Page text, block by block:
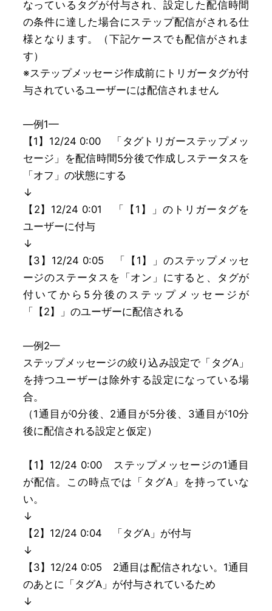
なっているタグが付与され、設定した配信時間
の条件に達した場合にステップ配信がされる仕
様となります。（下記ケースでも配信がされま
す）
※ステップメッセージ作成前にトリガータグが付
与されているユーザーには配信されません
—例1—
【1】12/24 0:00 「タグトリガーステップメッ
セージ」を配信時間5分後で作成しステータスを
「オフ」の状態にする
↓
【2】12/24 0:01 「【1】」のトリガータグを
ユーザーに付与
↓
【3】12/24 0:05 「【1】」のステップメッセ
ージのステータスを「オン」にすると、タグが
付いてから5分後のステップメッセージが
「【2】」のユーザーに配信される
—例2—
ステップメッセージの絞り込み設定で「タグA」
を持つユーザーは除外する設定になっている場
合。
（1通目が0分後、2通目が5分後、3通目が10分
後に配信される設定と仮定）
【1】12/24 0:00 ステップメッセージの1通目
が配信。この時点では「タグA」を持っていな
い。
↓
【2】12/24 0:04 「タグA」が付与
↓
【3】12/24 0:05 2通目は配信されない。1通目
のあとに「タグA」が付与されているため
↓